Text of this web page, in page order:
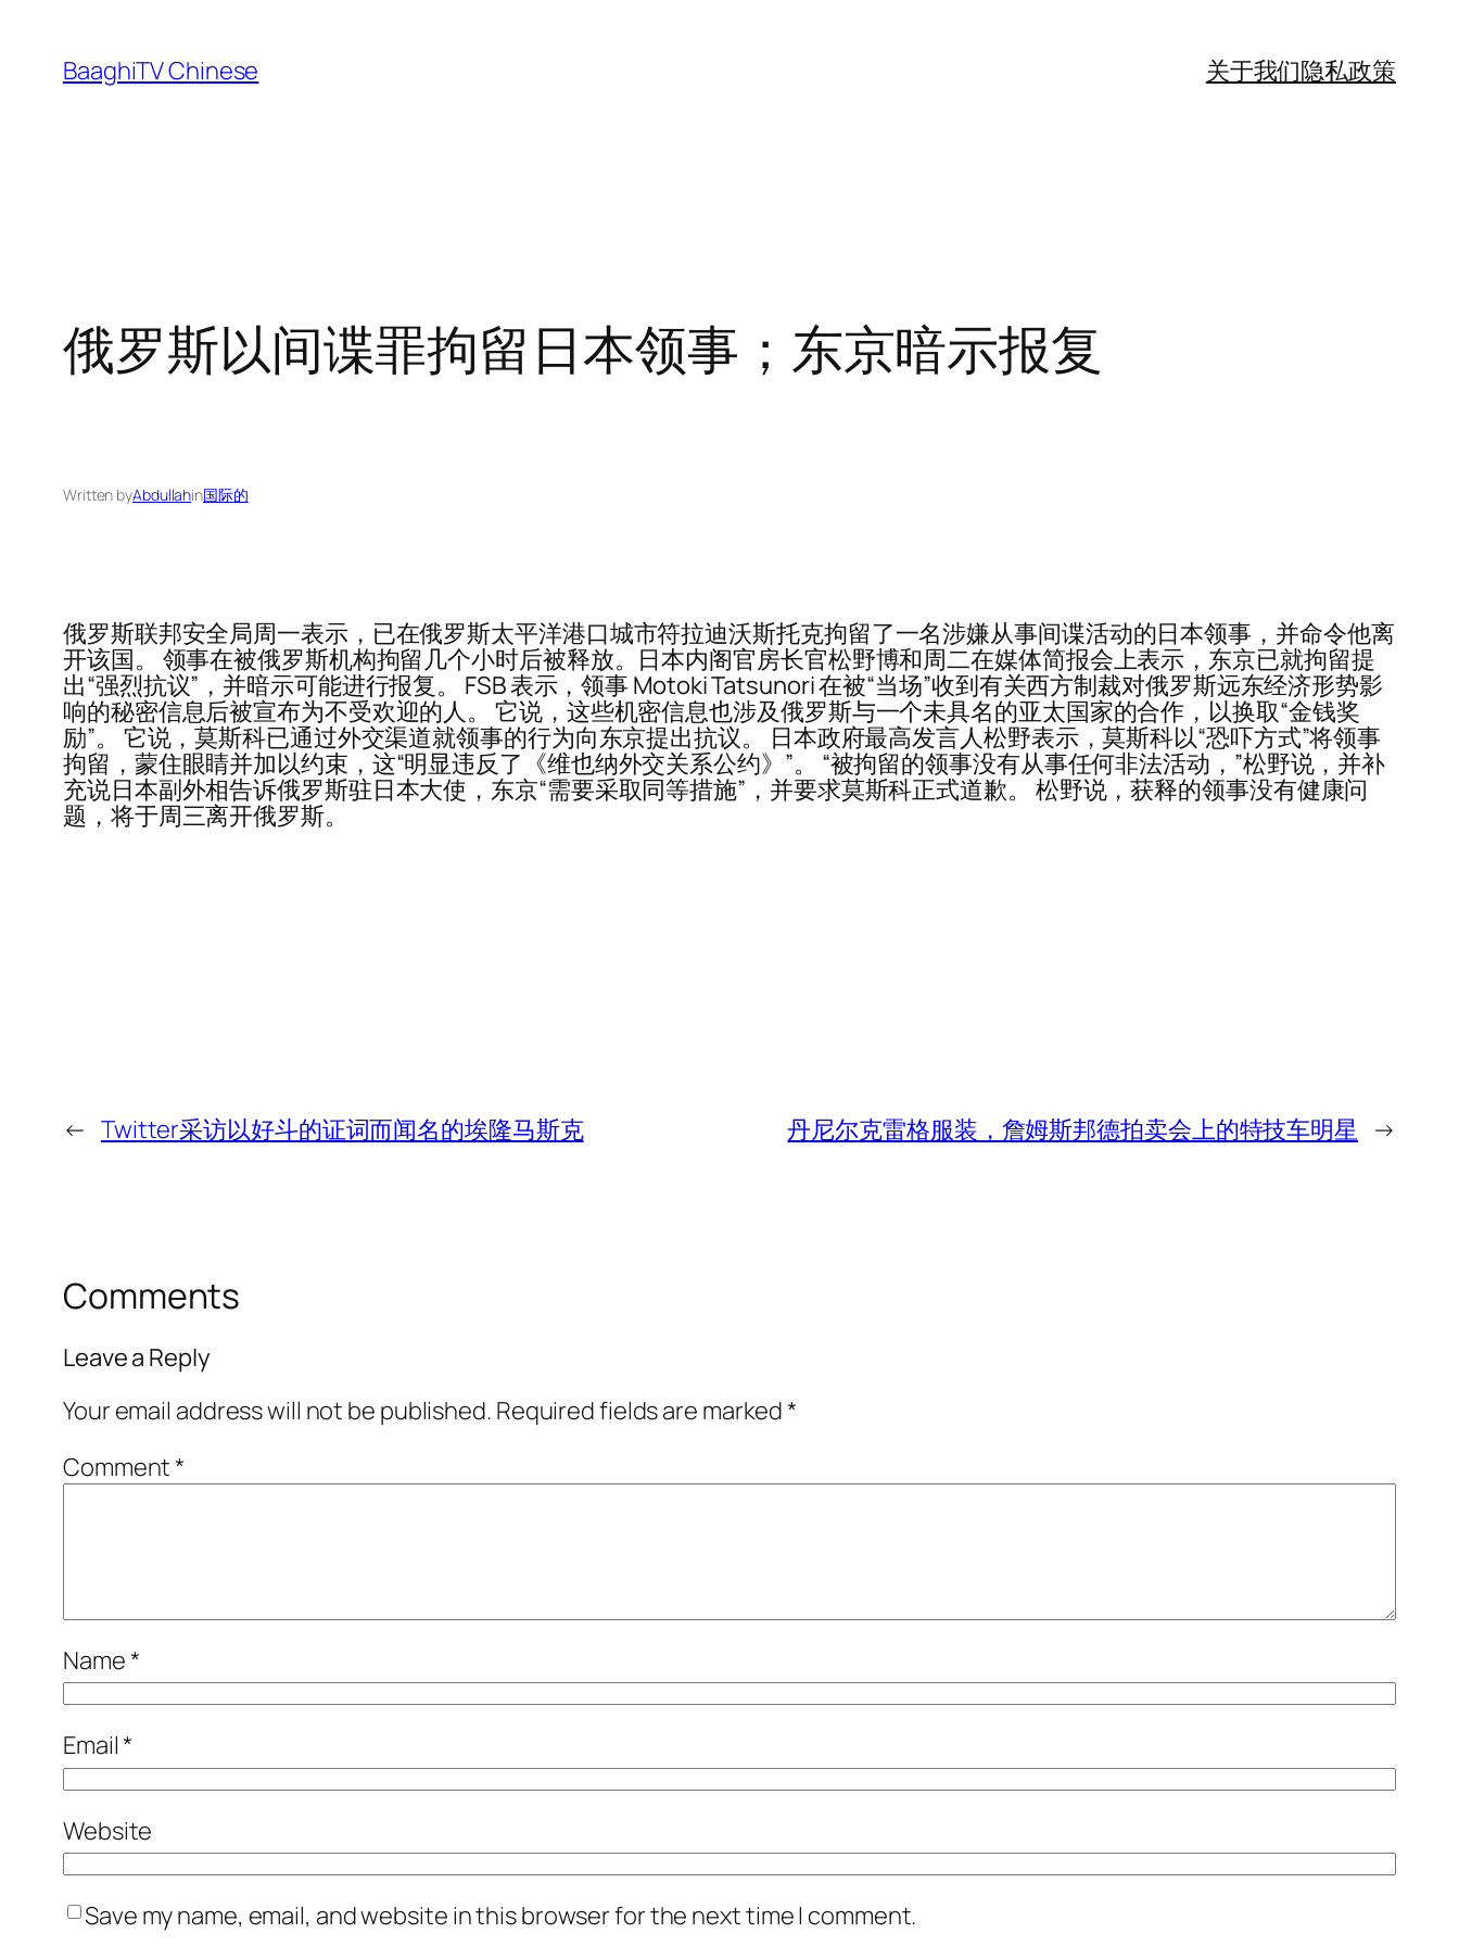
content
BaaghiTV Chinese 关于我们隐私政策
俄罗斯以间谍罪拘留日本领事；东京暗示报复
Written byAbdullahin国际的
俄罗斯联邦安全局周一表示，已在俄罗斯太平洋港口城市符拉迪沃斯托克拘留了一名涉嫌从事间谍活动的日本领事，并命令他离
开该国。 领事在被俄罗斯机构拘留几个小时后被释放。日本内阁官房长官松野博和周二在媒体简报会上表示，东京已就拘留提
出“强烈抗议”，并暗示可能进行报复。 FSB 表示，领事 Motoki Tatsunori 在被“当场”收到有关西方制裁对俄罗斯远东经济形势影
响的秘密信息后被宣布为不受欢迎的人。 它说，这些机密信息也涉及俄罗斯与一个未具名的亚太国家的合作，以换取“金钱奖
励”。 它说，莫斯科已通过外交渠道就领事的行为向东京提出抗议。 日本政府最高发言人松野表示，莫斯科以“恐吓方式”将领事
拘留，蒙住眼睛并加以约束，这“明显违反了《维也纳外交关系公约》”。 “被拘留的领事没有从事任何非法活动，”松野说，并补
充说日本副外相告诉俄罗斯驻日本大使，东京“需要采取同等措施”，并要求莫斯科正式道歉。 松野说，获释的领事没有健康问
题，将于周三离开俄罗斯。
← Twitter采访以好斗的证词而闻名的埃隆马斯克 丹尼尔克雷格服装，詹姆斯邦德拍卖会上的特技车明星 →
Comments
Leave a Reply
Your email address will not be published. Required fields are marked*
Comment*
Name*
Email*
Website
Save my name, email, and website in this browser for the next time I comment.